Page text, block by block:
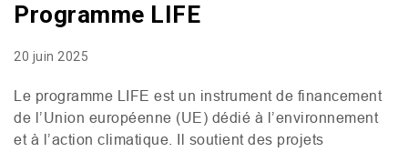
Programme LIFE
20 juin 2025
Le programme LIFE est un instrument de financement
de l’Union européenne (UE) dédié à l’environnement
et à l’action climatique. Il soutient des projets